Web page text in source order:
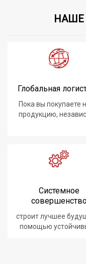
НАШЕ
Глобальная
Пока вы покупаете
продукцию,
логистический
Системное
строит лучшее
помощью